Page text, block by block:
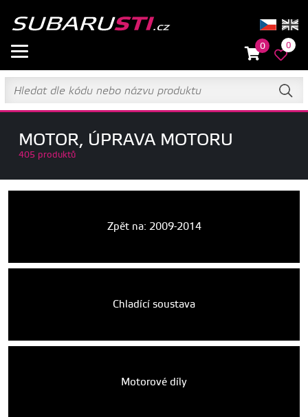
0 0
MOTOR, ÚPRAVA MOTORU
405 produktů
Zpět na: 2009-2014
Chladící soustava
Motorové díly